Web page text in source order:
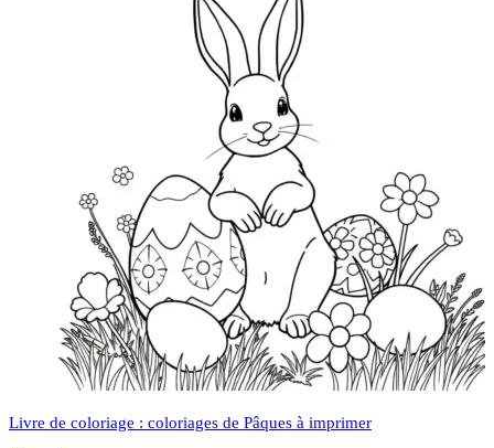
Livre de coloriage : coloriages de Pâques à imprimer